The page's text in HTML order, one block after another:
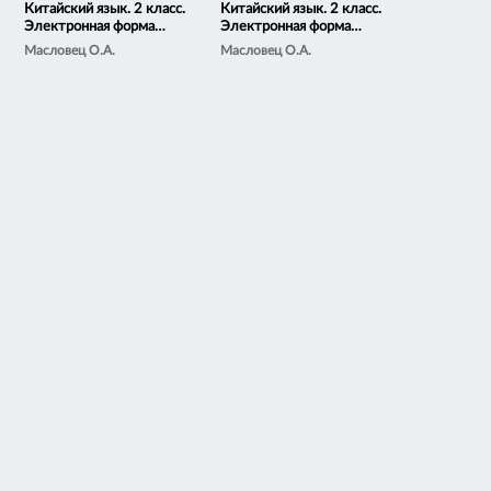
Китайский язык. 2 класс.
Электронная форма
учебника. В 2 ч. Часть 1
Масловец О.А.
Китайский язык. 2 класс.
Электронная форма
учебника. В 2 ч. Часть 2
Масловец О.А.